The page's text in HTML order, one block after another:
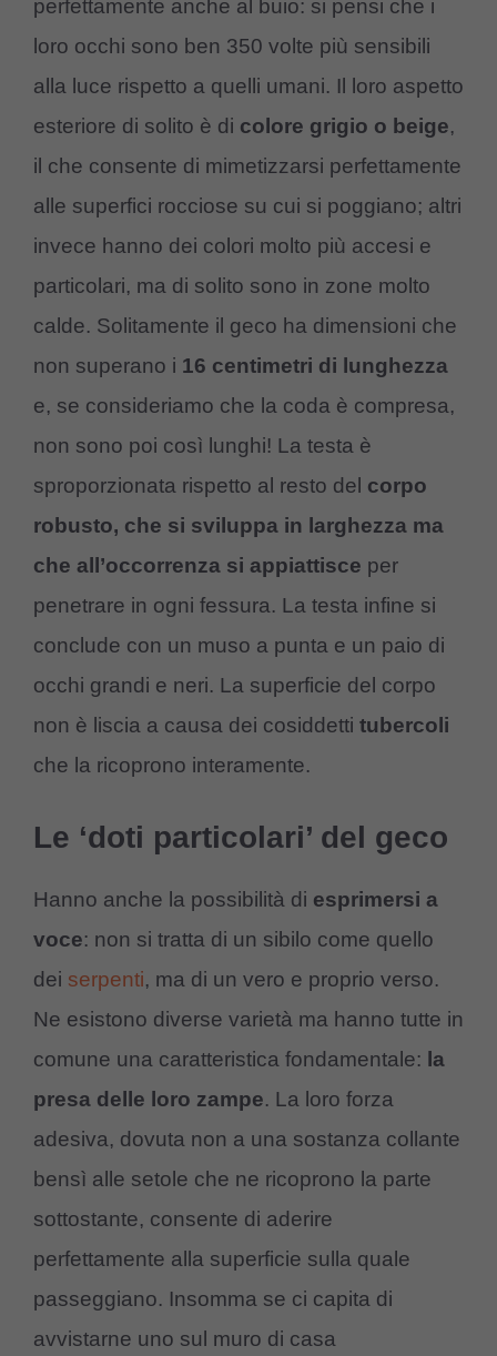
perfettamente anche al buio: si pensi che i
loro occhi sono ben 350 volte più sensibili
alla luce rispetto a quelli umani. Il loro aspetto
esteriore di solito è di colore grigio o beige,
il che consente di mimetizzarsi perfettamente
alle superfici rocciose su cui si poggiano; altri
invece hanno dei colori molto più accesi e
particolari, ma di solito sono in zone molto
calde. Solitamente il geco ha dimensioni che
non superano i 16 centimetri di lunghezza
e, se consideriamo che la coda è compresa,
non sono poi così lunghi! La testa è
sproporzionata rispetto al resto del corpo
robusto, che si sviluppa in larghezza ma
che all’occorrenza si appiattisce per
penetrare in ogni fessura. La testa infine si
conclude con un muso a punta e un paio di
occhi grandi e neri. La superficie del corpo
non è liscia a causa dei cosiddetti tubercoli
che la ricoprono interamente.
Le ‘doti particolari’ del geco
Hanno anche la possibilità di esprimersi a
voce: non si tratta di un sibilo come quello
dei serpenti, ma di un vero e proprio verso.
Ne esistono diverse varietà ma hanno tutte in
comune una caratteristica fondamentale: la
presa delle loro zampe. La loro forza
adesiva, dovuta non a una sostanza collante
bensì alle setole che ne ricoprono la parte
sottostante, consente di aderire
perfettamente alla superficie sulla quale
passeggiano. Insomma se ci capita di
avvistarne uno sul muro di casa